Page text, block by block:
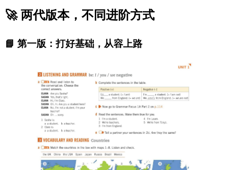
🚀 两代版本，不同进阶方式
📘 第一版：打好基础，从容上路